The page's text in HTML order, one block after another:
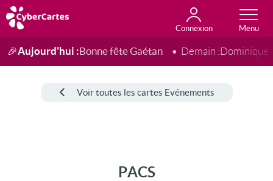
Connexion
Anniversaire
Fête du jour
Amour
Amitié
Merci
Toutes les cartes
🎉Aujourd'hui :Bonne fête Gaétan Demain :Dominique
Voir toutes les cartes Evénements
PACS